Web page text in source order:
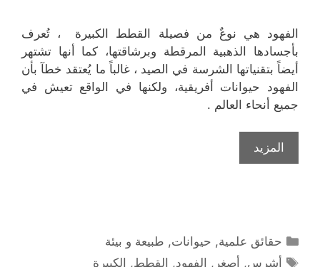
الفهود هي نوعٌ من فصيلة القطط الكبيرة ، تُعرف
بأجسادها الذهبية المرقطة وبرشاقتها، كما أنها تشتهر
أيضاً بتقنياتها الشرسة في الصيد ، غالباً ما يُعتقد خطآ بأن
الفهود حيوانات أفريقية، ولكنها في الواقع تعيش في
جميع أنحاء العالم .
المزيد
التصنيفات
حقائق علمية, حيوانات, طبيعة و بيئة
الوسوم
أشرس, أصغر , الفهود, القطط, الكبيرة